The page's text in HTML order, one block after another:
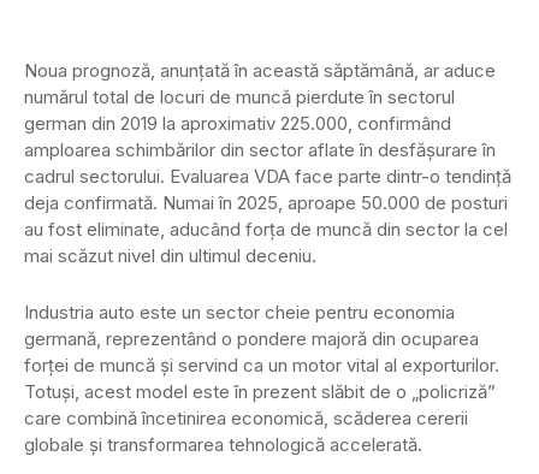
Noua prognoză, anunțată în această săptămână, ar aduce
numărul total de locuri de muncă pierdute în sectorul
german din 2019 la aproximativ 225.000, confirmând
amploarea schimbărilor din sector aflate în desfășurare în
cadrul sectorului. Evaluarea VDA face parte dintr-o tendință
deja confirmată. Numai în 2025, aproape 50.000 de posturi
au fost eliminate, aducând forța de muncă din sector la cel
mai scăzut nivel din ultimul deceniu.
Industria auto este un sector cheie pentru economia
germană, reprezentând o pondere majoră din ocuparea
forței de muncă și servind ca un motor vital al exporturilor.
Totuși, acest model este în prezent slăbit de o „policriză”
care combină încetinirea economică, scăderea cererii
globale și transformarea tehnologică accelerată.